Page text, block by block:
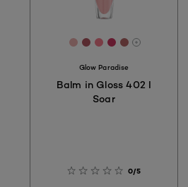
[Color]: #ecafae
[Color]: #b15661
[Color]: #f57b8c
[Color]:
[Color]:
More
Glow Paradise
Balm in Gloss 402 I
Soar
0/5